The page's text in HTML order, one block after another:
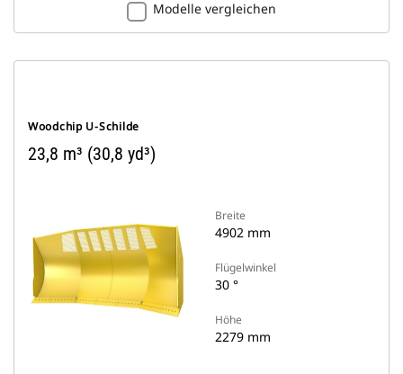
Modelle vergleichen
Woodchip U-Schilde
23,8 m³ (30,8 yd³)
Breite
4902 mm
Flügelwinkel
30 °
Höhe
2279 mm